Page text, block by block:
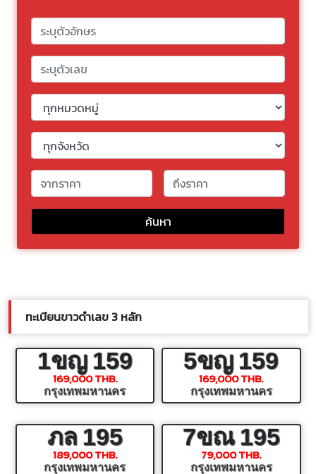
ค้นหา
ทะเบียนขาวดำเลข 3 หลัก
1ขญ 159
169,000 THB.
กรุงเทพมหานคร
5ขญ 159
169,000 THB.
กรุงเทพมหานคร
ภล 195
189,000 THB.
กรุงเทพมหานคร
7ขณ 195
79,000 THB.
กรุงเทพมหานคร